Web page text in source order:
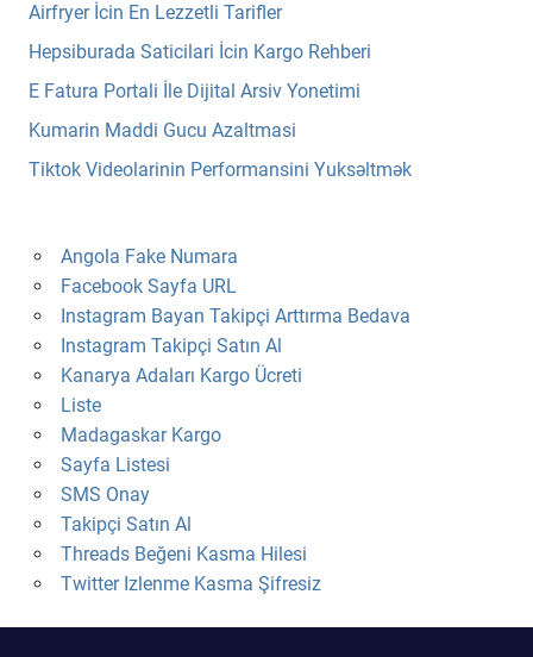
Airfryer İcin En Lezzetli Tarifler
Hepsiburada Saticilari İcin Kargo Rehberi
E Fatura Portali İle Dijital Arsiv Yonetimi
Kumarin Maddi Gucu Azaltmasi
Tiktok Videolarinin Performansini Yuksəltmək
Angola Fake Numara
Facebook Sayfa URL
Instagram Bayan Takipçi Arttırma Bedava
Instagram Takipçi Satın Al
Kanarya Adaları Kargo Ücreti
Liste
Madagaskar Kargo
Sayfa Listesi
SMS Onay
Takipçi Satın Al
Threads Beğeni Kasma Hilesi
Twitter Izlenme Kasma Şifresiz